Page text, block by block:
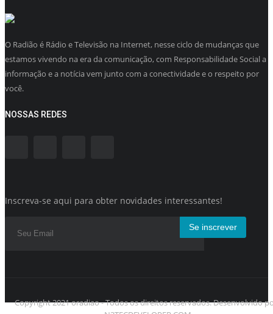
O Radião é Rádio e Televisão na Internet, nesse ciclo de mudanças que
estamos vivendo na era da comunicação, com Responsabilidade Social a
informação e a notícia vem junto com a conectividade e o respeito por
você.
NOSSAS REDES
Inscreva-se aqui para obter novidades interessantes!
Se inscrever
Copyright 2021 oradiao - Todos os direitos reservados. Desenvolvido